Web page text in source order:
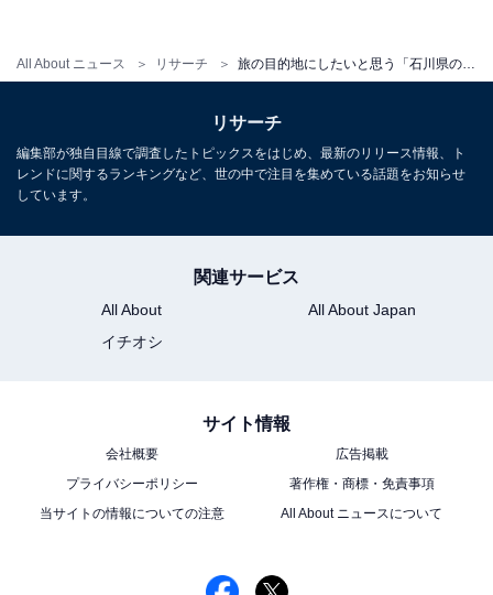
All About ニュース リサーチ
リサーチ
編集部が独自目線で調査したトピックスをはじめ、最新のリリース情報、ト
レンドに関するランキングなど、世の中で注目を集めている話題をお知らせ
しています。
関連サービス
All About
All About Japan
イチオシ
サイト情報
会社概要
広告掲載
プライバシーポリシー
著作権・商標・免責事項
当サイトの情報についての注意
All About ニュースについて